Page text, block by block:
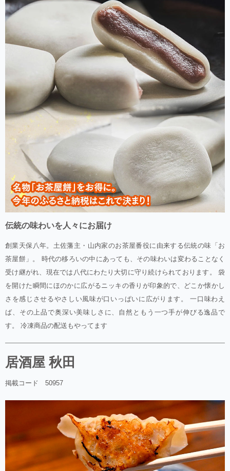
伝統の味わいを人々にお届け
創業天保八年。土佐藩主・山内家のお茶屋番役に由来する伝統の味「お
茶屋餅」。 時代の移ろいの中にあっても、その味わいは変わることなく
受け継がれ、現在では八代にわたり大切に守り続けられております。 袋
を開けた瞬間にほのかに広がるニッキの香りが印象的で、どこか懐かし
さを感じさせるやさしい風味が口いっぱいに広がります。 一口味わえ
ば、その上品で奥深い美味しさに、自然ともう一つ手が伸びる逸品で
す。 冷凍商品の配送もやってます
居酒屋 秋田
掲載コード 50957